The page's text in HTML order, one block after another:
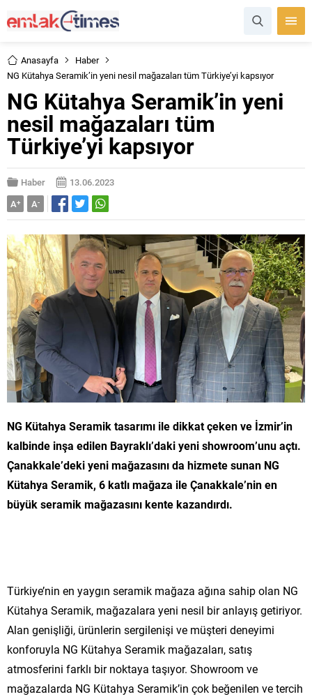
Anasayfa
Haber
NG Kütahya Seramik’in yeni nesil mağazaları tüm Türkiye’yi kapsıyor
NG Kütahya Seramik’in yeni
nesil mağazaları tüm
Türkiye’yi kapsıyor
Haber
13.06.2023
A+ A-
NG Kütahya Seramik tasarımı ile dikkat çeken ve İzmir’in
kalbinde inşa edilen Bayraklı’daki yeni showroom’unu açtı.
Çanakkale’deki yeni mağazasını da hizmete sunan NG
Kütahya Seramik, 6 katlı mağaza ile Çanakkale’nin en
büyük seramik mağazasını kente kazandırdı.
Türkiye’nin en yaygın seramik mağaza ağına sahip olan NG
Kütahya Seramik, mağazalara yeni nesil bir anlayış getiriyor.
Alan genişliği, ürünlerin sergilenişi ve müşteri deneyimi
konforuyla NG Kütahya Seramik mağazaları, satış
atmosferini farklı bir noktaya taşıyor. Showroom ve
mağazalarda NG Kütahya Seramik’in çok beğenilen ve tercih